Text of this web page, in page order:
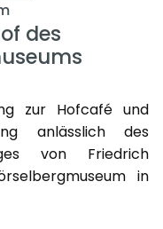
des
zur Hofcafé und
anlässlich des
von Friedrich
in